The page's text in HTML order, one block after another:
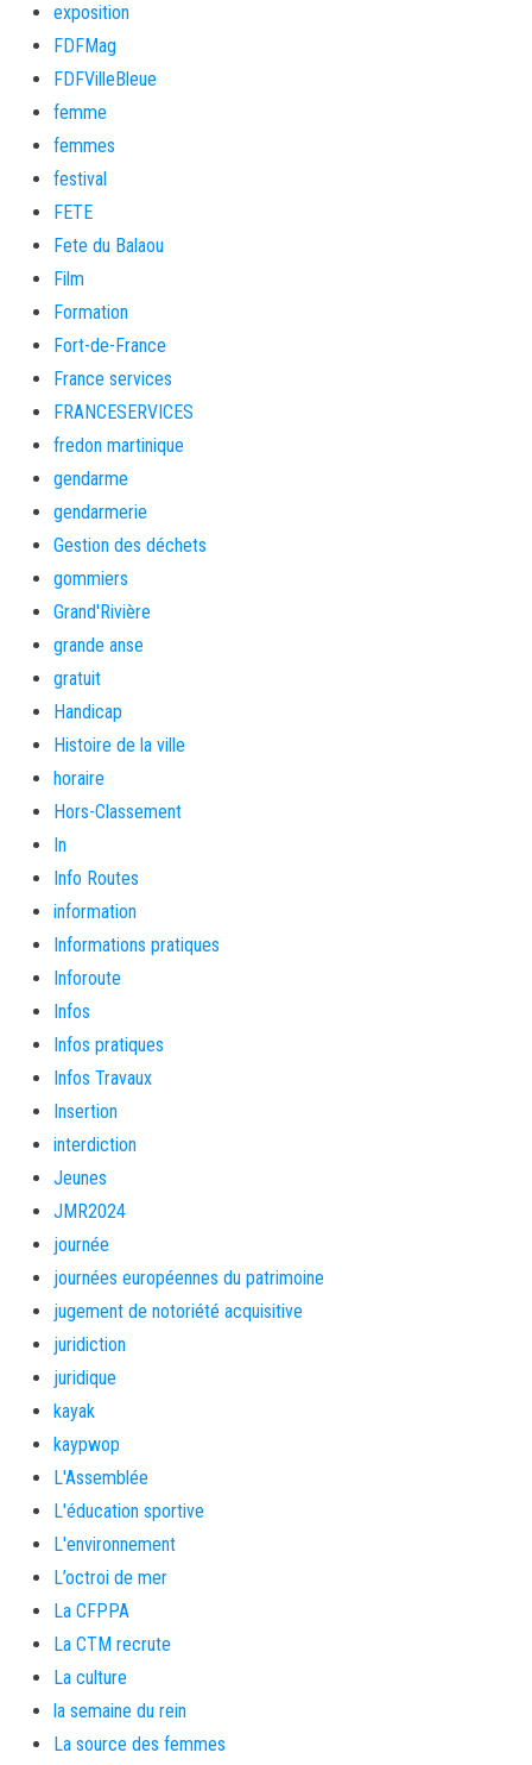
exposition
FDFMag
FDFVilleBleue
femme
femmes
festival
FETE
Fete du Balaou
Film
Formation
Fort-de-France
France services
FRANCESERVICES
fredon martinique
gendarme
gendarmerie
Gestion des déchets
gommiers
Grand'Rivière
grande anse
gratuit
Handicap
Histoire de la ville
horaire
Hors-Classement
In
Info Routes
information
Informations pratiques
Inforoute
Infos
Infos pratiques
Infos Travaux
Insertion
interdiction
Jeunes
JMR2024
journée
journées européennes du patrimoine
jugement de notoriété acquisitive
juridiction
juridique
kayak
kaypwop
L'Assemblée
L'éducation sportive
L'environnement
L’octroi de mer
La CFPPA
La CTM recrute
La culture
la semaine du rein
La source des femmes